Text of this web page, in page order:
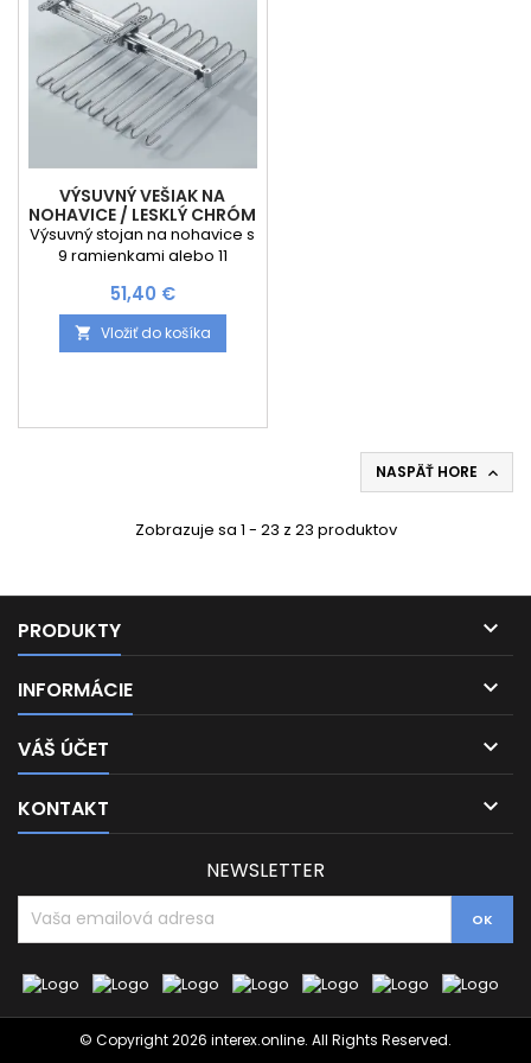
komerčných...
VÝSUVNÝ VEŠIAK NA
NOHAVICE / LESKLÝ CHRÓM
Výsuvný stojan na nohavice s
9 ramienkami alebo 11
Minimálna šírka skrinky pre
uchytenie je 400 mm . Výsuvy
sú bez tlmenia.
Cena
51,40 €
 Vložiť do košíka
NASPÄŤ HORE 
Zobrazuje sa 1 - 23 z 23 produktov
PRODUKTY 
INFORMÁCIE 
VÁŠ ÚČET 
KONTAKT 
NEWSLETTER
© Copyright 2026 interex.online. All Rights Reserved.